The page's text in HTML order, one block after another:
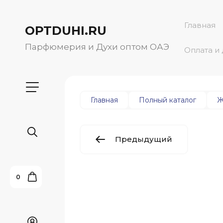
0
OPTDUHI.RU
Парфюмерия и Духи оптом ОАЭ
Главная
Оплата и
Главная Полный каталог
Предыдущий